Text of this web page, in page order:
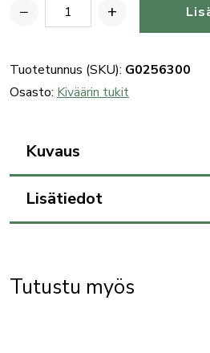
−
Benelli
comfortech-
tukin
metalli
määrä
+
Tuotetunnus (SKU): G0256300
Osasto: Kiväärin tukit
Kuvaus
Lisätiedot
Tutustu myös